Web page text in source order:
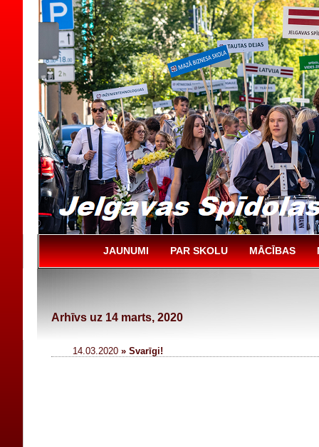
JAUNUMI PAR SKOLU MĀCĪBAS
Arhīvs uz 14 marts, 2020
14.03.2020» Svarīgi!